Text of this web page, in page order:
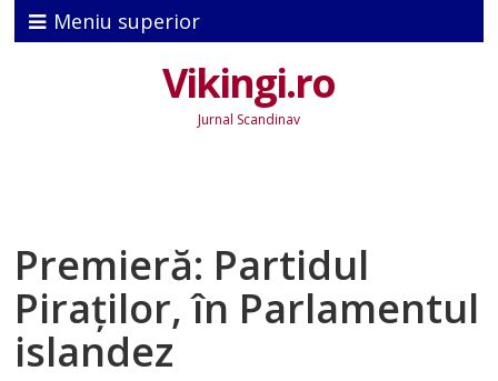
Meniu superior
Vikingi.ro
Jurnal Scandinav
Premieră: Partidul
Piraților, în Parlamentul
islandez